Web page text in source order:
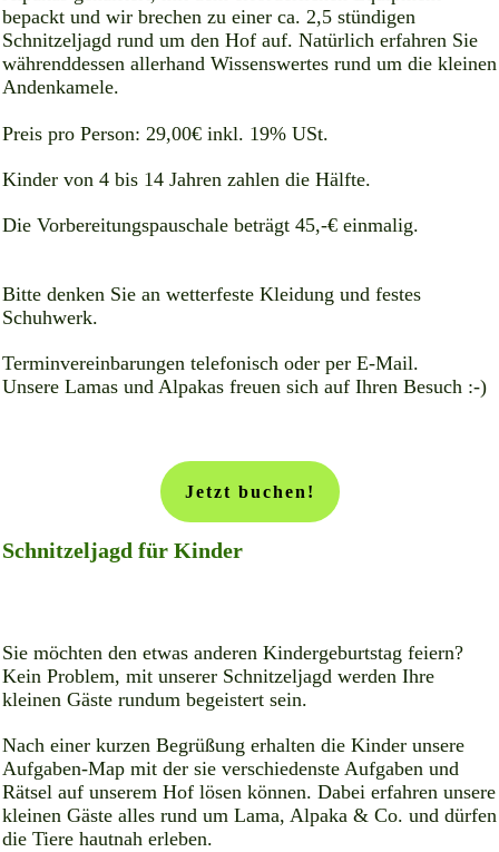
bepackt und wir brechen zu einer ca. 2,5 stündigen
Schnitzeljagd rund um den Hof auf. Natürlich erfahren Sie
währenddessen allerhand Wissenswertes rund um die kleinen
Andenkamele.
Preis pro Person: 29,00€ inkl. 19% USt.
Kinder von 4 bis 14 Jahren zahlen die Hälfte.
Die Vorbereitungspauschale beträgt 45,-€ einmalig.
Bitte denken Sie an wetterfeste Kleidung und festes
Schuhwerk.
Terminvereinbarungen telefonisch oder per E-Mail.
Unsere Lamas und Alpakas freuen sich auf Ihren Besuch :-)
Jetzt buchen!
Schnitzeljagd für Kinder
Sie möchten den etwas anderen Kindergeburtstag feiern?
Kein Problem, mit unserer Schnitzeljagd werden Ihre
kleinen Gäste rundum begeistert sein.
Nach einer kurzen Begrüßung erhalten die Kinder unsere
Aufgaben-Map mit der sie verschiedenste Aufgaben und
Rätsel auf unserem Hof lösen können. Dabei erfahren unsere
kleinen Gäste alles rund um Lama, Alpaka & Co. und dürfen
die Tiere hautnah erleben.